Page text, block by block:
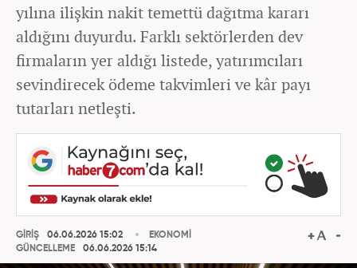
yılına ilişkin nakit temettü dağıtma kararı
aldığını duyurdu. Farklı sektörlerden dev
firmaların yer aldığı listede, yatırımcıları
sevindirecek ödeme takvimleri ve kâr payı
tutarları netleşti.
GİRİŞ
06.06.2026 15:02
GÜNCELLEME
06.06.2026 15:14
EKONOMİ